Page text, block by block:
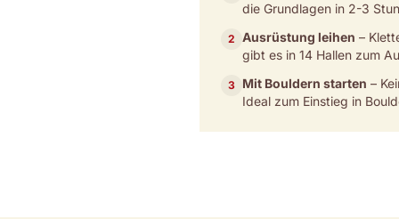
die Grundlagen in 2-3
2 Ausrüstung leihen –
gibt es in 14 Hallen zum
3 Mit Bouldern starten –
Ideal zum Einstieg in